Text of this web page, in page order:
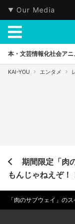
Our Media
本・文芸情報化社会ア
KAI-YOU エンタメ
期間限定「肉
もんじゃねえぞ！
「肉のサブウェイ」の